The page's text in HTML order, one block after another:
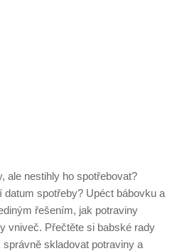
ale nestihly ho spotřebovat?
spotřeby? Upéct bábovku a
řešením, jak potraviny
vniveč. Přečtěte si babské rady
skladovat potraviny a